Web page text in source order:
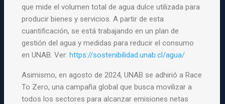
que mide el volumen total de agua dulce utilizada para
producir bienes y servicios. A partir de esta
cuantificación, se está trabajando en un plan de
gestión del agua y medidas para reducir el consumo
en UNAB. Ver:https://sostenibilidad.unab.cl/agua/
Asimismo, en agosto de 2024, UNAB se adhirió a Race
To Zero, una campaña global que busca movilizar a
todos los sectores para alcanzar emisiones netas